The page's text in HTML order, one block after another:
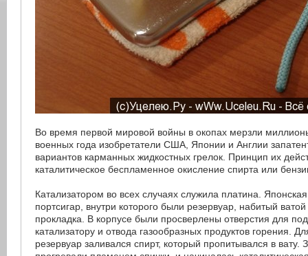
Во время первой мировой войны в окопах мерзли
военных года изобретатели США, Японии и Англии
вариантов карманных жидкостных грелок. Принцип их
каталитическое беспламенное окисление спирта или
Катализатором во всех случаях служила платина.
портсигар, внутри которого были резервуар, набитый
прокладка. В корпусе были просверлены отверстия для
катализатору и отвода газообразных продуктов горения.
резервуар заливался спирт, который пропитывался в вату.